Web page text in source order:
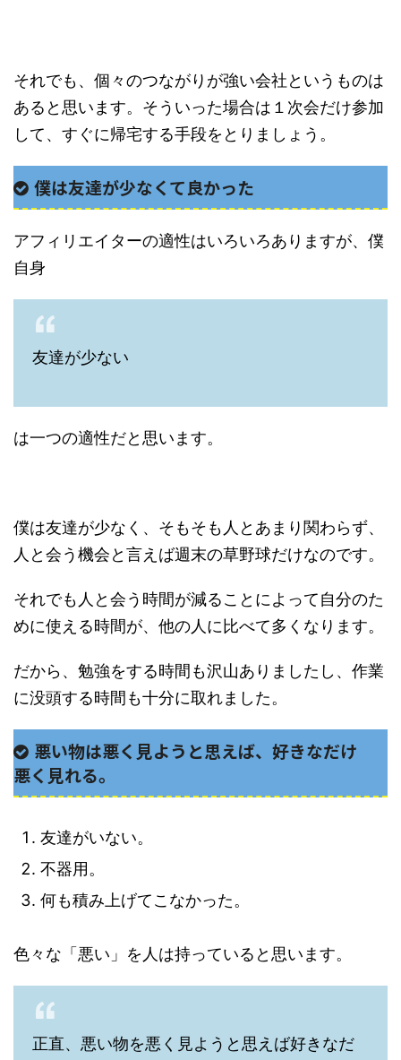
それでも、個々のつながりが強い会社というものは
あると思います。そういった場合は１次会だけ参加
して、すぐに帰宅する手段をとりましょう。
僕は友達が少なくて良かった
アフィリエイターの適性はいろいろありますが、僕
自身
友達が少ない
は一つの適性だと思います。
僕は友達が少なく、そもそも人とあまり関わらず、
人と会う機会と言えば週末の草野球だけなのです。
それでも人と会う時間が減ることによって自分のた
めに使える時間が、他の人に比べて多くなります。
だから、勉強をする時間も沢山ありましたし、作業
に没頭する時間も十分に取れました。
悪い物は悪く見ようと思えば、好きなだけ
悪く見れる。
友達がいない。
不器用。
何も積み上げてこなかった。
色々な「悪い」を人は持っていると思います。
正直、悪い物を悪く見ようと思えば好きなだ